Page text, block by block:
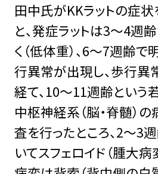
田中氏がKKラットの症状
と、発症ラットは3～4週
く（低体重）、6～7週齢
行異常が出現し、歩行異
経て、10～11週齢という
中枢神経系（脳・脊髄）
査を行ったところ、2～3
いてスフェロイド（腫大病